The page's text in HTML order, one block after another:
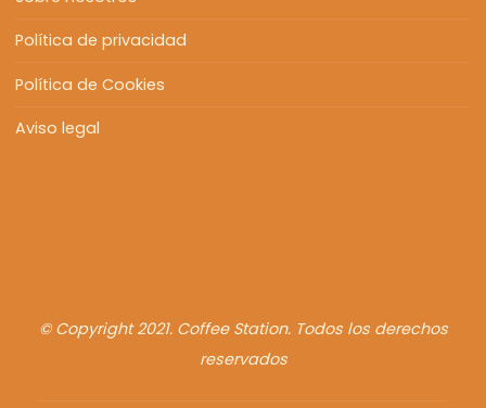
Política de privacidad
Política de Cookies
Aviso legal
© Copyright 2021. Coffee Station. Todos los derechos
reservados